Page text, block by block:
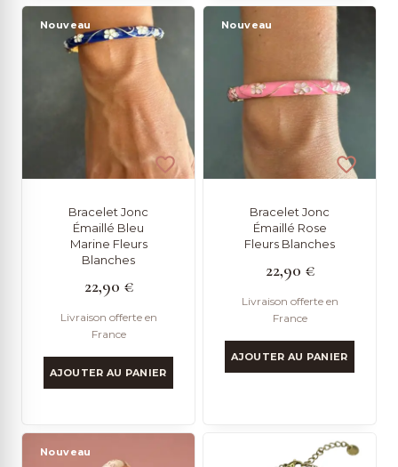
Nouveau
Bracelet Jonc
Émaillé Bleu
Marine Fleurs
Blanches
22,90 €
Livraison offerte en
France
AJOUTER AU PANIER
Nouveau
Bracelet Jonc
Émaillé Rose
Fleurs Blanches
22,90 €
Livraison offerte en
France
AJOUTER AU PANIER
Nouveau